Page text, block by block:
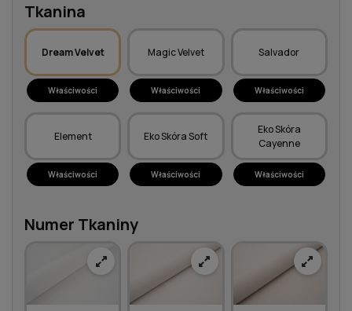
Tkanina
Dream Velvet
Właściwości
Magic Velvet
Właściwości
Salvador
Właściwości
Element
Właściwości
Eko Skóra Soft
Właściwości
Eko Skóra
Cayenne
Właściwości
Numer Tkaniny